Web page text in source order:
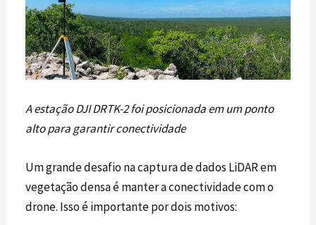
A estação DJI DRTK-2 foi posicionada em um ponto
alto para garantir conectividade
Um grande desafio na captura de dados LiDARem
vegetação densa é manter a conectividade com o
drone. Isso é importante por dois motivos: